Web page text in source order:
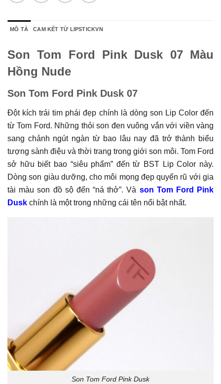
MÔ TẢ CAM KẾT TỪ LIPSTICKVN
Son Tom Ford Pink Dusk 07 Màu
Hồng Nude
Son Tom Ford Pink Dusk 07
Đột kích trái tim phái đẹp chính là dòng son Lip Color đến
từ Tom Ford. Những thỏi son đen vuông vắn với viền vàng
sang chảnh ngút ngàn từ bao lâu nay đã trở thành biểu
tượng sành điệu và thời trang trong giới son môi. Tom Ford
sở hữu biết bao “siêu phẩm” đến từ BST Lip Color này.
Dòng son giàu dưỡng, cho môi mọng đẹp quyến rũ với gia
tài màu son đồ sộ đến “ná thở”. Và son Tom Ford Pink
Dusk chính là một trong những cái tên nổi bật nhất.
Son Tom Ford Pink Dusk